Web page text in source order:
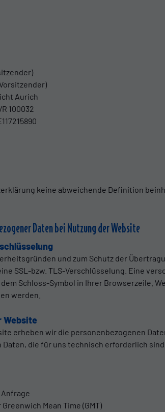
Aurich
100032
keine abweichende Definition
Daten bei Nutzung der Website
und zum Schutz der
SSL-bzw. TLS-Verschlüsselung. Eine
Schloss-Symbol in Ihrer Browserzeile.
werden.
Website
erheben wir die personenbezogenen
die für uns technisch erforderlich
Mean Time (GMT)